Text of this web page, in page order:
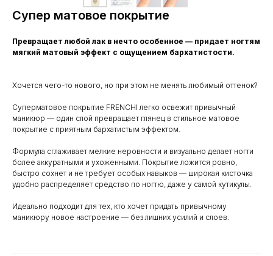
Супер матовое покрытие
Превращает любой лак в нечто особенное — придает ногтям
мягкий матовый эффект с ощущением бархатистости.
Хочется чего-то нового, но при этом не менять любимый оттенок?
Суперматовое покрытие FRENCHI легко освежит привычный
маникюр — один слой превращает глянец в стильное матовое
покрытие с приятным бархатистым эффектом.
Формула сглаживает мелкие неровности и визуально делает ногти
более аккуратными и ухоженными. Покрытие ложится ровно,
быстро сохнет и не требует особых навыков — широкая кисточка
удобно распределяет средство по ногтю, даже у самой кутикулы.
Идеально подходит для тех, кто хочет придать привычному
маникюру новое настроение — без лишних усилий и слоев.